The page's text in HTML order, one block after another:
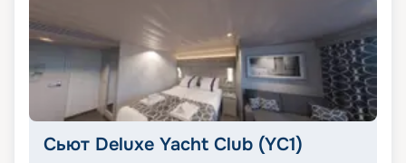
Сьют Deluxe Yacht Club (YC1)